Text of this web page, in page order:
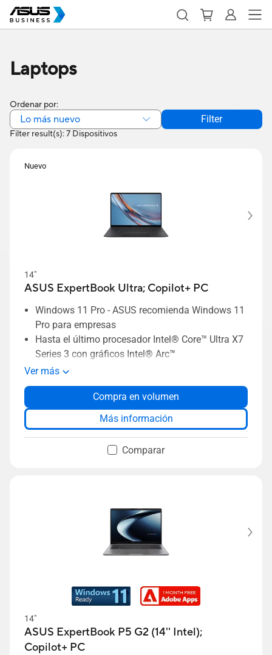
Laptops
Filter result(s): 7 Dispositivos
Ordenar por:
Lo más nuevo Filter
Nuevo
14"
ASUS ExpertBook Ultra; Copilot+ PC
Windows 11 Pro - ASUS recomienda Windows 11
Pro para empresas
Hasta el último procesador Intel® Core™ Ultra X7
Series 3 con gráficos Intel® Arc™
Hasta 50 TOPS de rendimiento NPU
Hasta pantalla OLED Tandem 3K de 14 pulgadas
con 1400 nits de brillo HDR
Diseño premium totalmente metálico, a partir de
0.99 kg y 10.9 mm de grosor
Durabilidad 9H que aprovecha la tecnología
Seguridad de nivel empresarial compatible con
Ver más
Compra en volumen
Más información
Comparar
14"
ASUS ExpertBook P5 G2 (14'' Intel);
Copilot+ PC